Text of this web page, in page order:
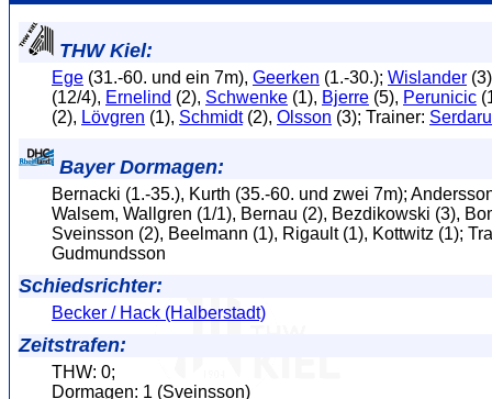
THW Kiel:
Ege (31.-60. und ein 7m), Geerken (1.-30.); Wislander
(12/4), Ernelind (2), Schwenke (1), Bjerre (5), Perunicic
(2), Lövgren (1), Schmidt(2), Olsson (3); Trainer:
Bayer Dormagen:
Bernacki (1.-35.), Kurth (35.-60. und zwei 7m);
Walsem, Wallgren (1/1), Bernau (2), Bezdikowski (3),
Sveinsson (2), Beelmann (1), Rigault (1), Kottwitz (1);
Gudmundsson
Schiedsrichter:
Becker / Hack (Halberstadt)
Zeitstrafen:
THW: 0;
Dormagen: 1 (Sveinsson)